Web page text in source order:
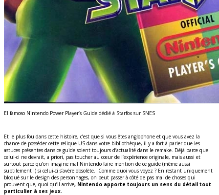
El famoso Nintendo Power Player’s Guide dédié à Starfox sur SNES
Et le plus fou dans cette histoire, c’est que si vous êtes anglophone et que vous avez la
chance de posséder cette relique US dans votre bibliothèque, il y a fort à parier que les
astuces présentes dans ce guide soient toujours d’actualité dans le remake. Déjà parce que
celui-ci ne devrait, a priori, pas toucher au cœur de l’expérience originale, mais aussi et
surtout parce qu’on imagine mal Nintendo faire mention de ce guide (même aussi
subtilement !) si celui-ci s’avère obsolète. Comme quoi vous voyez ? En restant uniquement
bloqué sur le design des personnages, on peut passer à côté de pas mal de choses qui
prouvent que, quoi qu’il arrive, Nintendo apporte toujours un sens du détail tout
particulier à ses jeux.